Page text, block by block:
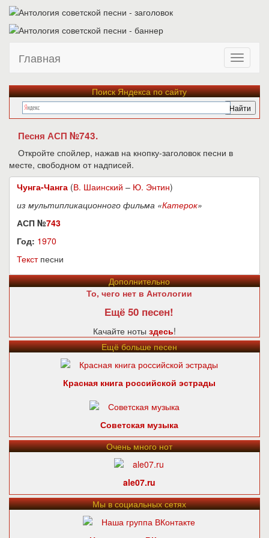
Главная
Поиск Яндекса по сайту
Песня АСП №743.
Откройте спойлер, нажав на кнопку-заголовок песни в
месте, свободном от надписей.
Чунга-Чанга (В. Шаинский – Ю. Энтин)
из мультипликационного фильма «Катерок»
АСП №743
Год: 1970
Текстпесни
Дополнительно
То, чего нет в Антологии
Ещё 50 песен!
Качайте ноты здесь!
Ещё больше песен
Красная книга российской эстрады
Советская музыка
Очень много нот
ale07.ru
Мы в социальных сетях